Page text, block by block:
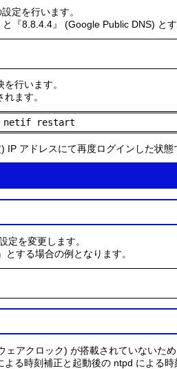
定を行います。
『8.8.4.4』 (Google Public DNS) とす
行います。
ます。
netif restart
IP アドレスにて再度ログインした状態
定を変更します。
する場合の例となります。
アクロック) が搭載されていないた
る時刻補正と起動後の ntpd による時